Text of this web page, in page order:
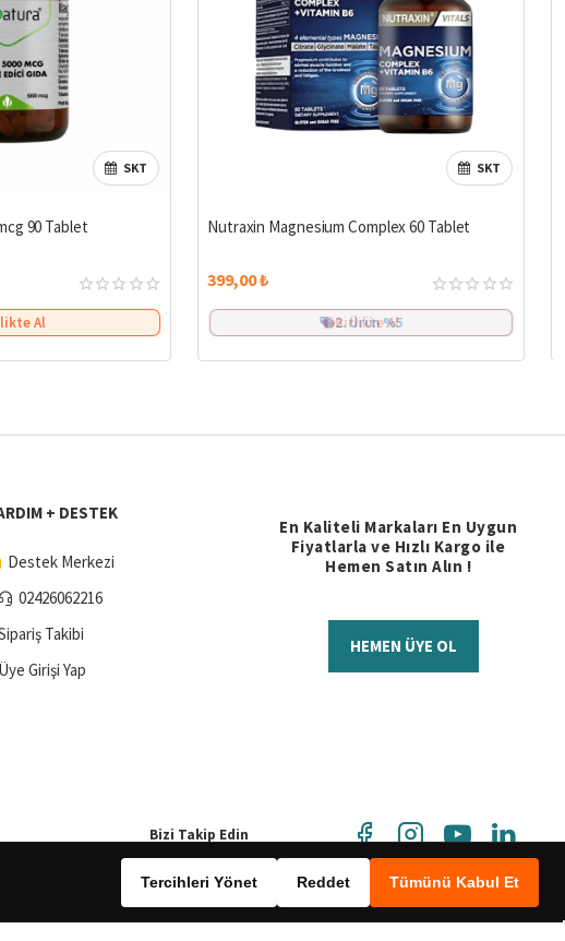
SKT
90 Tablet
Al
SKT
Nutraxin Magnesium Complex 60 Tablet
399,00 ₺
Birlikte Al
+ DESTEK
Destek Merkezi
02426062216
Takibi
Üye Girişi Yap
En Kaliteli Markaları En Uygun
Fiyatlarla ve Hızlı Kargo ile
Hemen Satın Alın !
HEMEN ÜYE OL
Bizi Takip Edin
Tercihleri Yönet Reddet Tümünü Kabul Et